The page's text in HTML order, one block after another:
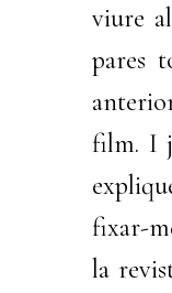
viure
pares
film. I
fixar-
la